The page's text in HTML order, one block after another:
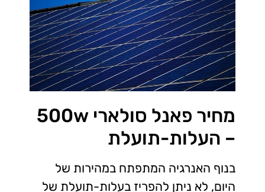
מחיר פאנל סולארי 500w
– העלות-תועלת
בנוף האנרגיה המתפתח במהירות של
היום, לא ניתן להפריז בעלות-תועלת של